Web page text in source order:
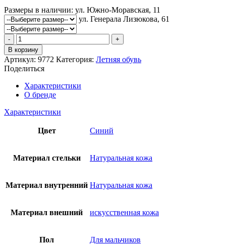
Размеры в наличии: ул. Южно-Моравская, 11
ул. Генерала Лизюкова, 61
Количество
товара
Сандалии
ANTILOPA
В корзину
Артикул: 9772 Категория: Летняя обувь
Поделиться
Характеристики
О бренде
Характеристики
Цвет Синий
Материал стельки Натуральная кожа
Материал внутренний Натуральная кожа
Материал внешний искусственная кожа
Пол Для мальчиков